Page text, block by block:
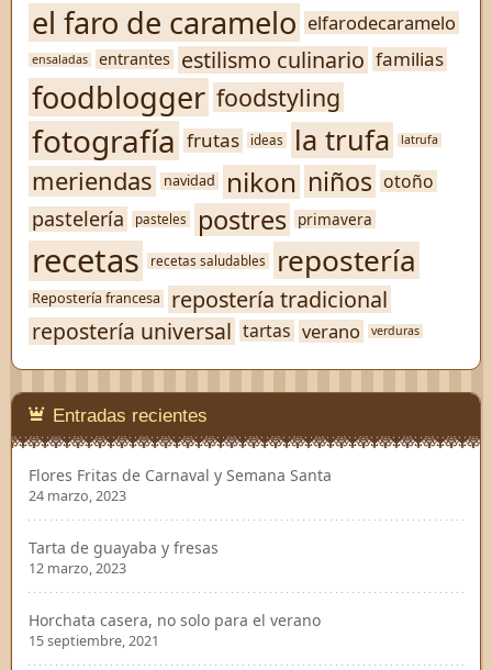
el faro de caramelo elfarodecaramelo
ensaladas entrantes estilismo culinario familias
foodblogger foodstyling
fotografía frutas ideas la trufa latrufa
meriendas navidad nikon niños otoño
pastelería pasteles postres primavera
recetas recetas saludables repostería
Repostería francesa
repostería tradicional
repostería universal tartas verano verduras
Entradas recientes
Flores Fritas de Carnaval y Semana Santa
24 marzo, 2023
Tarta de guayaba y fresas
12 marzo, 2023
Horchata casera, no solo para el verano
15 septiembre, 2021